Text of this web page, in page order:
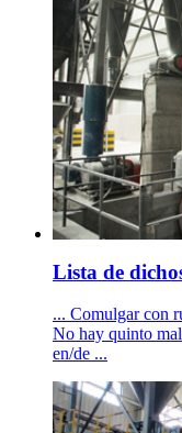
Lista de
... Comulgar con
No hay quinto
en/de ...